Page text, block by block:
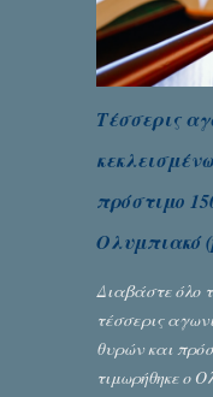
Τέσσερις
πρόστιμο
Ολυμπιακό
Διαβάστε όλο
τέσσερις
θυρών και
τιμωρήθηκε ο